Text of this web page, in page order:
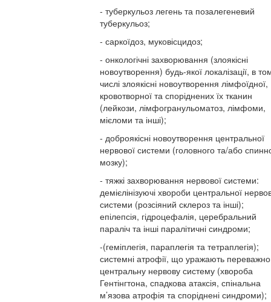
- туберкульоз легень та позалегеневий
туберкульоз;
- саркоїдоз, муковісцидоз;
- онкологічні захворювання (злоякісні
новоутворення) будь-якої локалізації, в
числі злоякісні новоутворення лімфоїдної,
кровотворної та споріднених їх тканин
(лейкози, лімфогранульоматоз, лімфоми,
мієломи та інші);
- доброякісні новоутворення центральної
нервової системи (головного та/або
мозку);
- тяжкі захворювання нервової системи:
демієлінізуючі хвороби центральної
системи (розсіяний склероз та інші);
епілепсія, гідроцефалія, церебральний
параліч та інші паралітичні синдроми;
-(геміплегія, параплегія та тетраплегія);
системні атрофії, що уражають переважно
центральну нервову систему (хвороба
Гентінгтона, спадкова атаксія, спінальна
м’язова атрофія та споріднені синдроми);